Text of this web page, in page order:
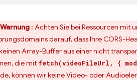
Warnung : Achten Sie bei Ressourcen mit
darauf, dass Ihre CORS-
Array-Buffer aus einer nicht
die mit fetch(videoFileUrl, {
können wir keine Video- oder